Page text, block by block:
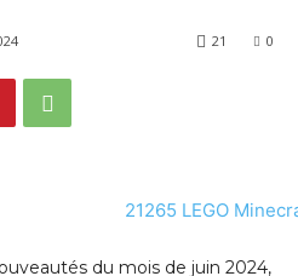
0
21
du mois de juin 2024,